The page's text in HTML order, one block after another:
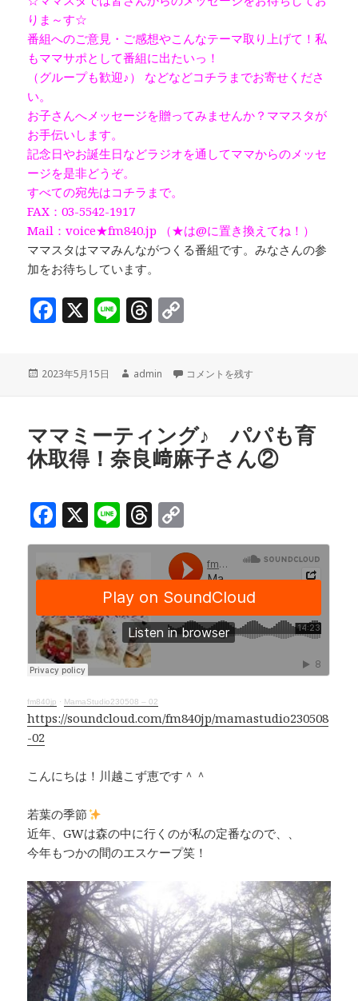
りま～す☆
番組へのご意見・ご感想やこんなテーマ取り上げて！私
もママサポとして番組に出たいっ！
（グループも歓迎♪） などなどコチラまでお寄せくださ
い。
お子さんへメッセージを贈ってみませんか？ママスタが
お手伝いします。
記念日やお誕生日などラジオを通してママからのメッセ
ージを是非どうぞ。
すべての宛先はコチラまで。
FAX：03-5542-1917
Mail：voice★fm840.jp （★は@に置き換えてね！）
ママスタはママみんながつくる番組です。みなさんの参
加をお待ちしています。
F
c
e
o
o
X Li
e
T
r
e
d
s
y
n
k
投
2023年5月15日
作
admin 「5/20(土)・21(日)は学びの森のママ
コメントを残す
ママミーティング♪ パパも育
休取得！奈良﨑麻子さん②
F
a
c
e
b
o
o
k
X Li
n
e
T
h
e
a
d
s
o
p
y
Li
n
k
fm840jp · MamaStudio230508 – 02
https://soundcloud.com/fm840jp/mamastudio230508
-02
こんにちは！川越こず恵です＾＾
若葉の季節
近年、GWは森の中に行くのが私の定番なので、、
今年もつかの間のエスケープ笑！